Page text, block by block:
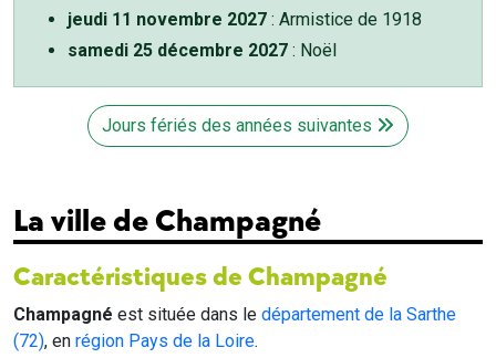
jeudi 11 novembre 2027 : Armistice de 1918
samedi 25 décembre 2027 : Noël
Jours fériés des années suivantes
La ville de Champagné
Caractéristiques de Champagné
Champagné est située dans le département de la Sarthe
(72), en région Pays de la Loire.